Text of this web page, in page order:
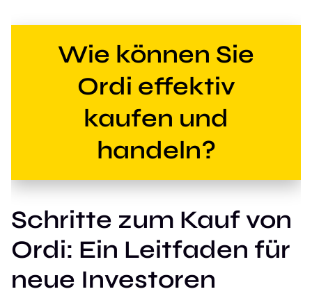
Wie können Sie
Ordi effektiv
kaufen und
handeln?
Schritte zum Kauf von
Ordi: Ein Leitfaden für
neue Investoren